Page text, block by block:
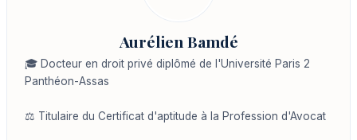
Aurélien Bamdé
🎓 Docteur en droit privé diplômé de l'Université Paris 2
Panthéon-Assas
⚖️ Titulaire du Certificat d'aptitude à la Profession d'Avocat